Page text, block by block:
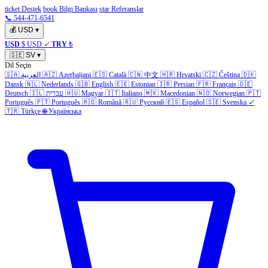
ticket Destek book Bilgi Bankası star Referanslar
📞 544-471-6541
💰 USD ▾
USD $ USD ✓ TRY ₺
🇸🇪 SV ▾
Dil Seçin
🇸🇦 العربية 🇦🇿 Azerbaijani 🇪🇸 Català 🇨🇳 中文 🇭🇷 Hrvatski 🇨🇿 Čeština 🇩🇰
Dansk 🇳🇱 Nederlands 🇬🇧 English 🇪🇪 Estonian 🇮🇷 Persian 🇫🇷 Français 🇩🇪
Deutsch 🇮🇱 עברית 🇭🇺 Magyar 🇮🇹 Italiano 🇲🇰 Macedonian 🇳🇴 Norwegian 🇵🇹
Português 🇵🇹 Português 🇷🇴 Română 🇷🇺 Русский 🇪🇸 Español 🇸🇪 Svenska ✓
🇹🇷 Türkçe 🌐 Українська